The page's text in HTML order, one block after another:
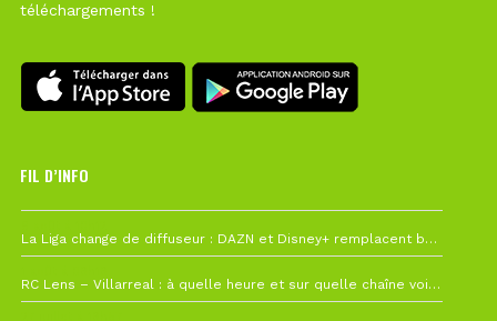
téléchargements !
FIL D’INFO
La Liga change de diffuseur : DAZN et Disney+ remplacent beIN Sports !
RC Lens – Villarreal : à quelle heure et sur quelle chaîne voir la finale de la Como Cup ?